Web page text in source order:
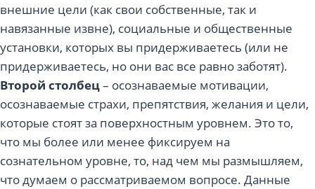
внешние цели (как свои собственные, так и
навязанные извне), социальные и общественные
установки, которых вы придерживаетесь (или не
придерживаетесь, но они вас все равно заботят).
Второй столбец– осознаваемые мотивации,
осознаваемые страхи, препятствия, желания и цели,
которые стоят за поверхностным уровнем. Это то,
что мы более или менее фиксируем на
сознательном уровне, то, над чем мы размышляем,
что думаем о рассматриваемом вопросе. Данные